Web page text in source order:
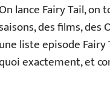
On lance Fairy Tail,
des films,
une liste episode
exactement, et